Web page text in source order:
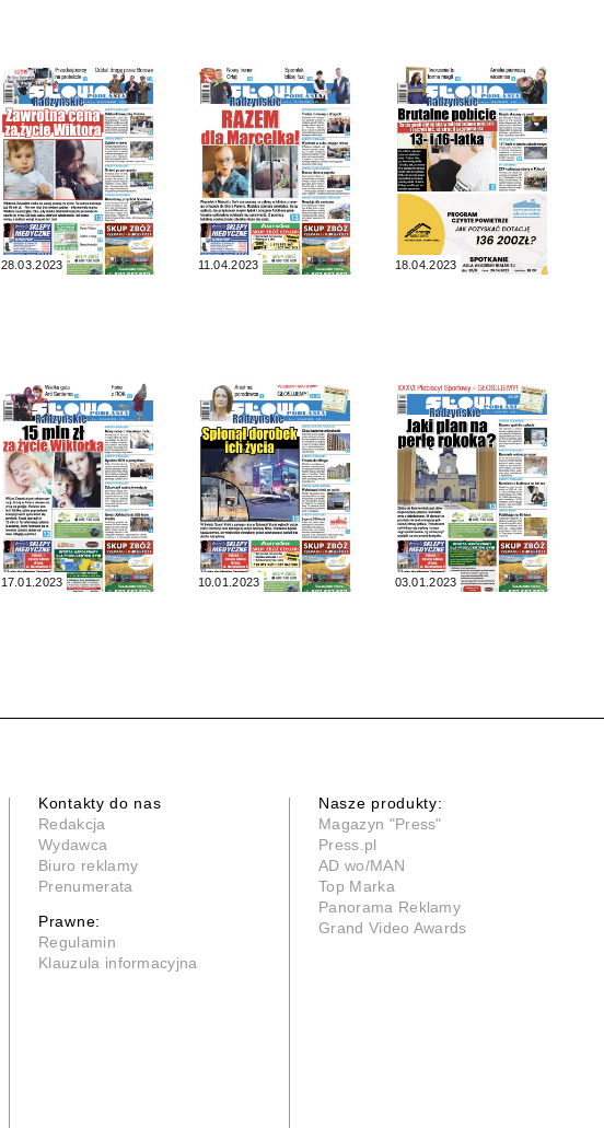
28.03.2023 11.04.2023 18.04.2023
17.01.2023 10.01.2023 03.01.2023
Kontakty do nas
Redakcja
Wydawca
Biuro reklamy
Prenumerata
Prawne:
Regulamin
Klauzula informacyjna
Nasze produkty:
Magazyn "Press"
Press.pl
AD wo/MAN
Top Marka
Panorama Reklamy
Grand Video Awards